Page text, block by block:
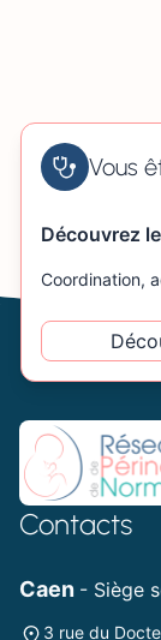
Vous
Découvrez
Coordination,
Contacts
Caen - Siège
3 rue du